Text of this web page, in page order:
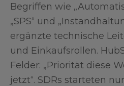
Begriffen wie
„SPS“ und
ergänzte technische
und Einkaufsrollen.
Felder: „Priorität diese
jetzt“. SDRs starteten